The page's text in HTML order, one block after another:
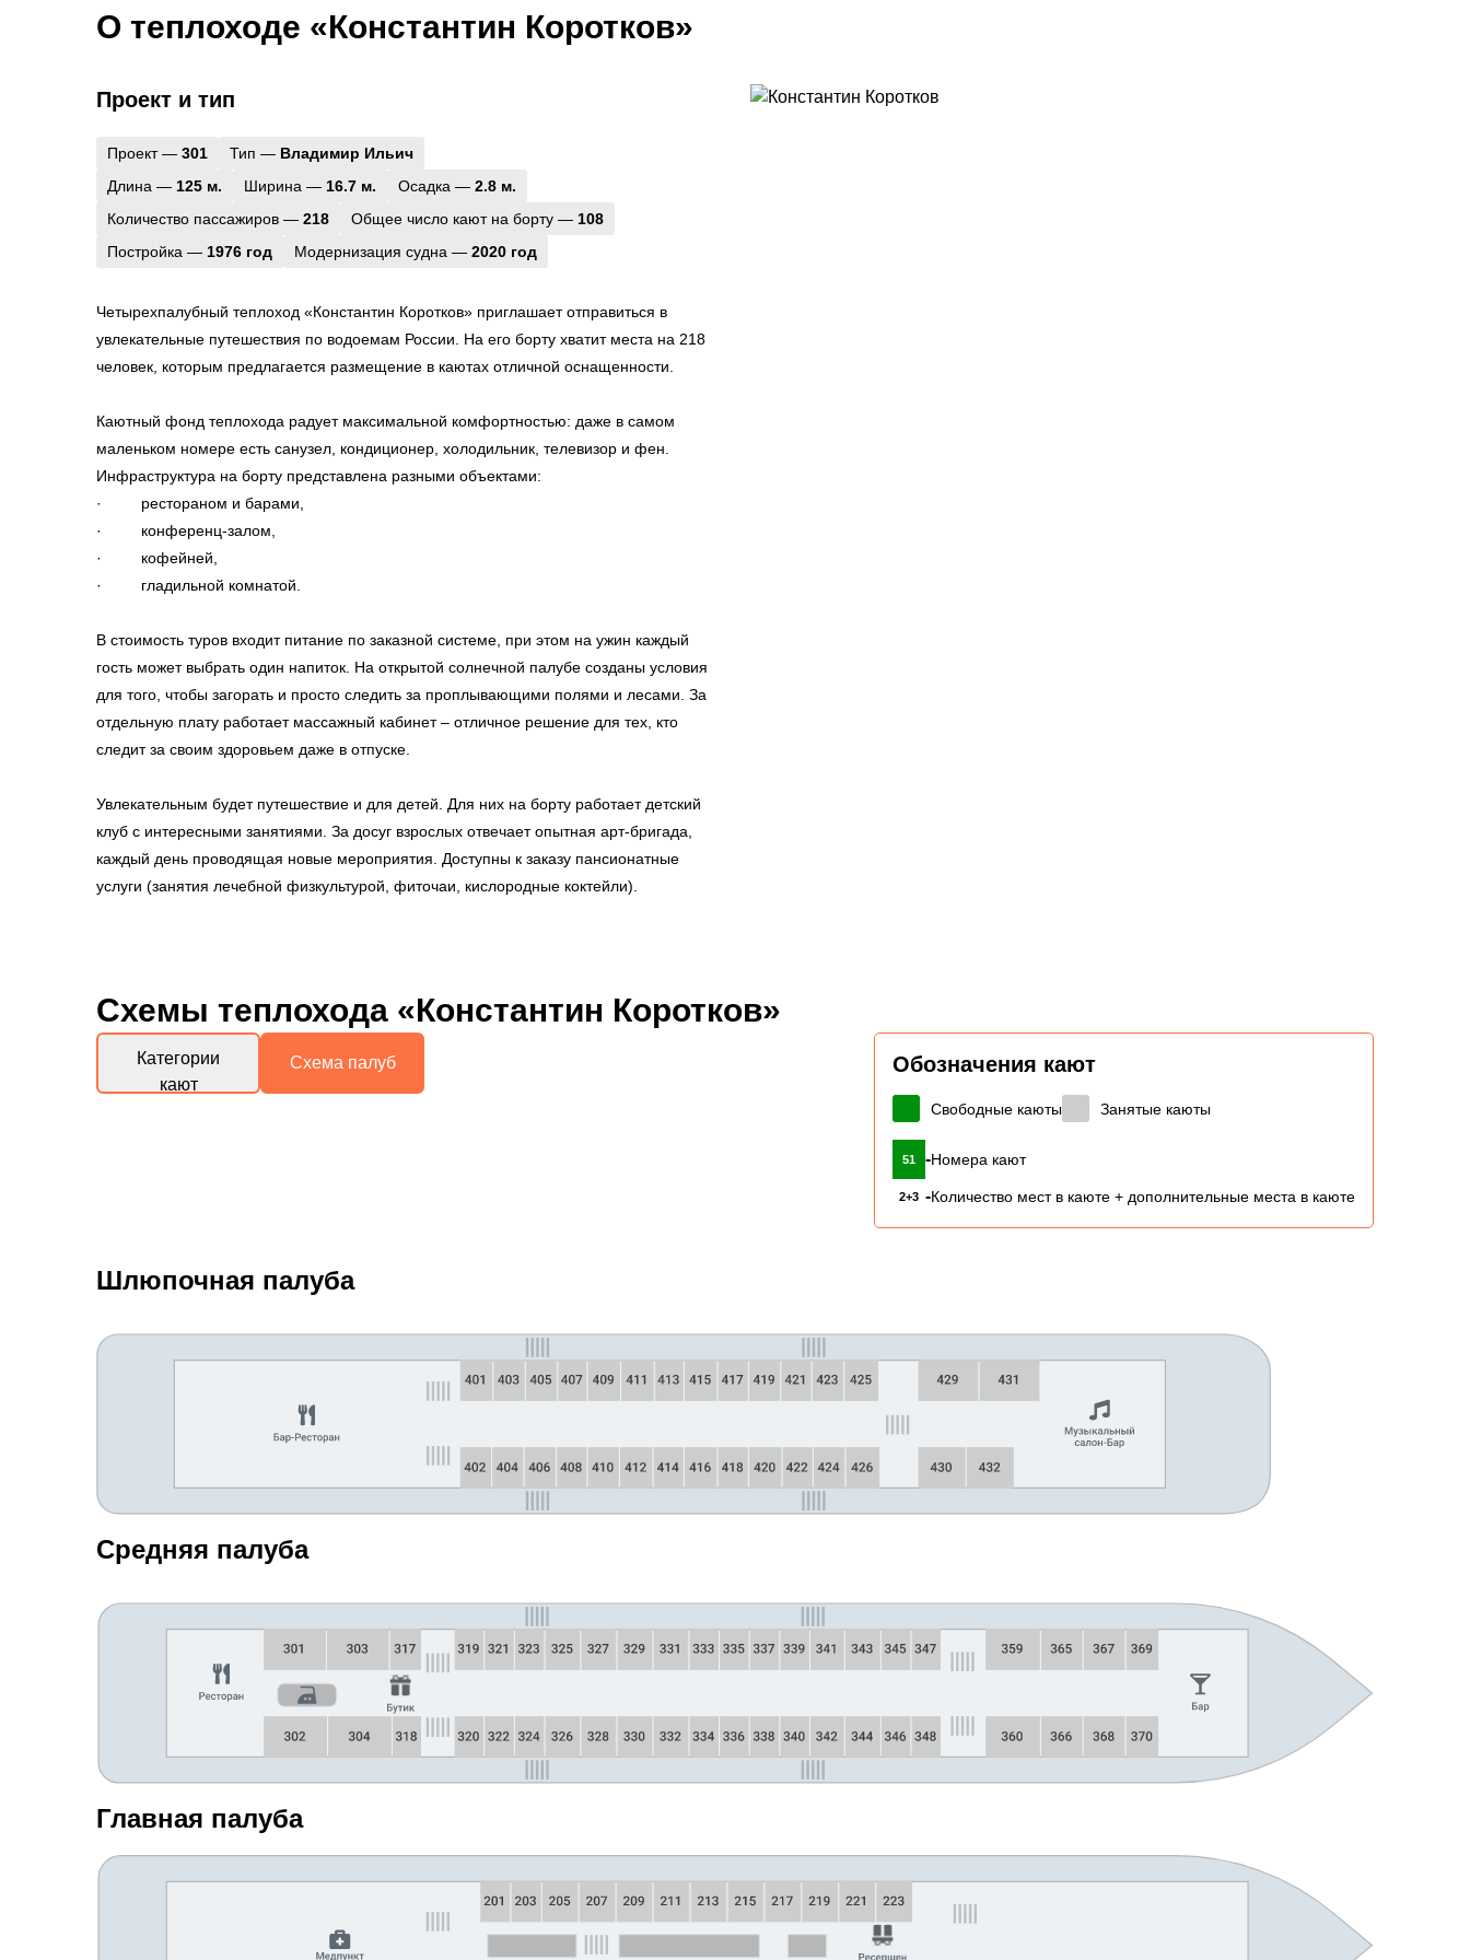
О теплоходе «Константин Коротков»
Проект и тип
Проект — 301 Тип — Владимир Ильич
Длина — 125 м. Ширина — 16.7 м. Осадка — 2.8 м.
Количество пассажиров — 218 Общее число кают на борту — 108
Постройка — 1976 год Модернизация судна — 2020 год
Четырехпалубный теплоход «Константин Коротков» приглашает отправиться в
увлекательные путешествия по водоемам России. На его борту хватит места на 218
человек, которым предлагается размещение в каютах отличной оснащенности.
Каютный фонд теплохода радует максимальной комфортностью: даже в самом
маленьком номере есть санузел, кондиционер, холодильник, телевизор и фен.
Инфраструктура на борту представлена разными объектами:
· рестораном и барами,
· конференц-залом,
· кофейней,
· гладильной комнатой.
В стоимость туров входит питание по заказной системе, при этом на ужин каждый
гость может выбрать один напиток. На открытой солнечной палубе созданы условия
для того, чтобы загорать и просто следить за проплывающими полями и лесами. За
отдельную плату работает массажный кабинет – отличное решение для тех, кто
следит за своим здоровьем даже в отпуске.
Увлекательным будет путешествие и для детей. Для них на борту работает детский
клуб с интересными занятиями. За досуг взрослых отвечает опытная арт-бригада,
каждый день проводящая новые мероприятия. Доступны к заказу пансионатные
услуги (занятия лечебной физкультурой, фиточаи, кислородные коктейли).
Схемы теплохода «Константин Коротков»
Обозначения кают
Свободные каюты Занятые каюты
51 -Номера кают
2+3 -Количество мест в каюте + дополнительные места в каюте
Категории
кают
Схема палуб
Шлюпочная палуба
Средняя палуба
Главная палуба